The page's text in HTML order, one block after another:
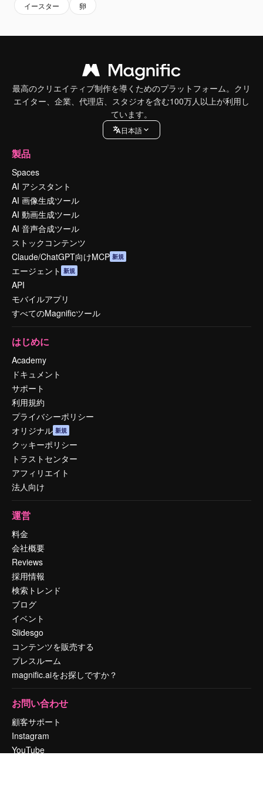
イースター 卵
最高のクリエイティブ制作を導くためのプラットフォーム。クリ
エイター、企業、代理店、スタジオを含む100万人以上が利用し
ています。
日本語
製品
Spaces
AI アシスタント
AI 画像生成ツール
AI 動画生成ツール
AI 音声合成ツール
ストックコンテンツ
Claude/ChatGPT向けMCP 新規
エージェント 新規
API
モバイルアプリ
すべてのMagnificツール
はじめに
Academy
ドキュメント
サポート
利用規約
プライバシーポリシー
オリジナル 新規
クッキーポリシー
トラストセンター
アフィリエイト
法人向け
運営
料金
会社概要
Reviews
採用情報
検索トレンド
ブログ
イベント
Slidesgo
コンテンツを販売する
プレスルーム
magnific.aiをお探しですか？
お問い合わせ
顧客サポート
Instagram
YouTube